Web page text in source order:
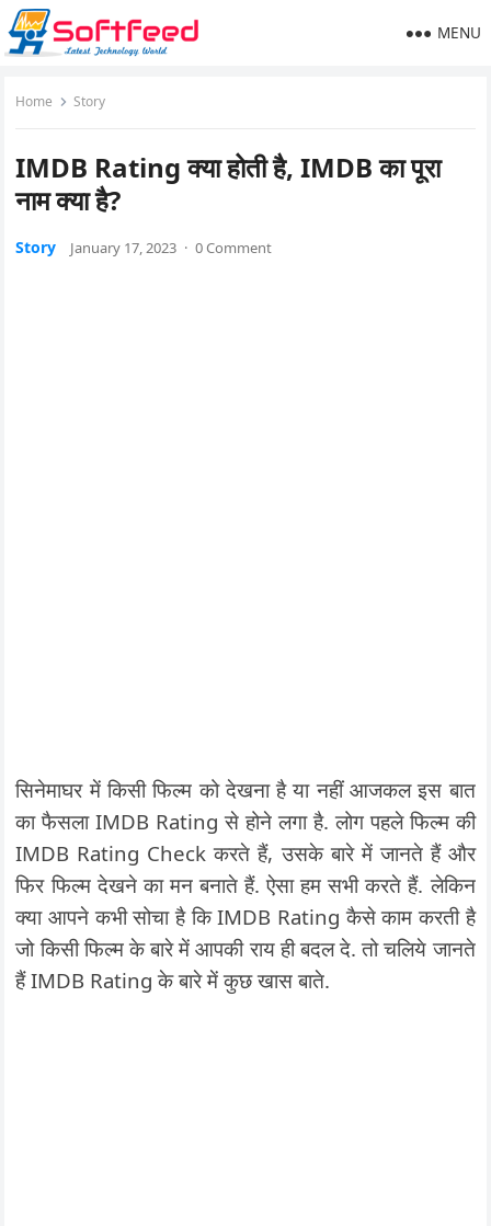
MENU
Home Story
IMDB Rating क्या होती है, IMDB का पूरा
नाम क्या है?
Story January 17, 2023 · 0 Comment
सिनेमाघर में किसी फिल्म को देखना है या नहीं आजकल इस बात
का फैसला IMDB Rating से होने लगा है. लोग पहले फिल्म की
IMDB Rating Check करते हैं, उसके बारे में जानते हैं और
फिर फिल्म देखने का मन बनाते हैं. ऐसा हम सभी करते हैं. लेकिन
क्या आपने कभी सोचा है कि IMDB Rating कैसे काम करती है
जो किसी फिल्म के बारे में आपकी राय ही बदल दे. तो चलिये जानते
हैं IMDB Rating के बारे में कुछ खास बाते.